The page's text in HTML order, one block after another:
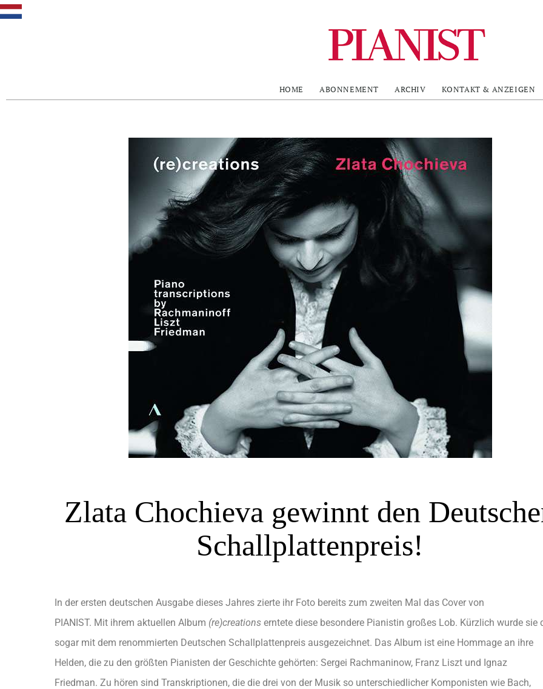
HOME ABONNEMENT ARCHIV KONTAKT & ANZEIGEN
Zlata Chochieva gewinnt den
Schallplattenpreis!
In der ersten deutschen Ausgabe dieses Jahres zierte ihr Foto bereits zum zweiten Mal das Cover von
PIANIST. Mit ihrem aktuellen Album (re)creations erntete diese besondere Pianistin großes Lob. Kürzlich wurde sie
sogar mit dem renommierten Deutschen Schallplattenpreis ausgezeichnet. Das Album ist eine Hommage an ihre
Helden, die zu den größten Pianisten der Geschichte gehörten: Sergei Rachmaninow, Franz Liszt und Ignaz
Friedman. Zu hören sind Transkriptionen, die die drei von der Musik so unterschiedlicher Komponisten wie Bach,